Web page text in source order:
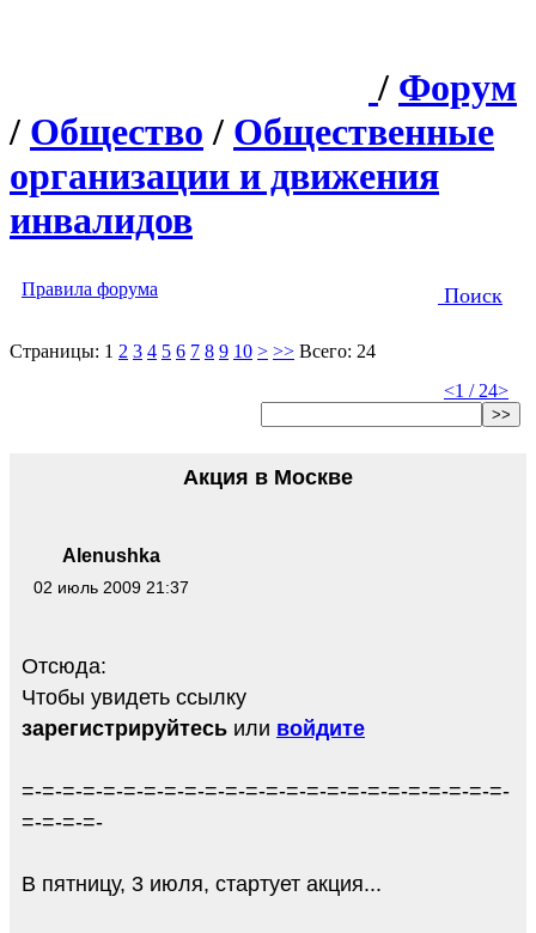
/ Форум
/ Общество / Общественные
организации и движения
инвалидов
Правила форума Поиск
Страницы: 1 2 3 4 5 6 7 8 9 10 > >> Всего: 24
<1 / 24>
>>
Alenushka
02 июль 2009 21:37
Акция в Москве
Отсюда:
Чтобы увидеть ссылку
зарегистрируйтесь или войдите
=-=-=-=-=-=-=-=-=-=-=-=-=-=-=-=-=-=-=-=-=-=-=-=-
=-=-=-=-
В пятницу, 3 июля, стартует акция...